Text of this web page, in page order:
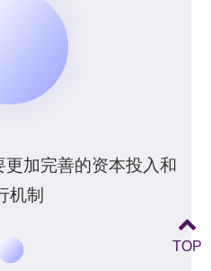
更加完善的资本投入和
机制
TOP